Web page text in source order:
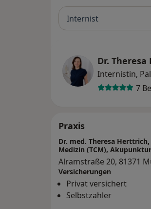
Internist
Dr.
Internistin,
7
Praxis
Dr. med. Theresa
Medizin (TCM),
Alramstraße 20, 81371
Versicherungen
Privat versichert
Selbstzahler